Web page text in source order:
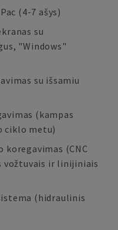
(4-7 ašys)
su
"Windows"
su išsamiu
(kampas
ciklo metu)
(CNC
vožtuvais ir linijiniais
(hidraulinis